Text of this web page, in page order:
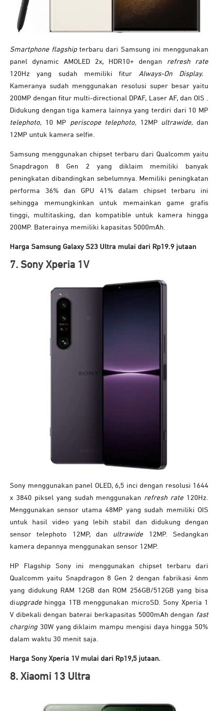
Smartphone flagshipterbaru dari Samsung ini menggunakan
panel dynamic AMOLED 2x, HDR10+ dengan refresh rate
120Hz yang sudah memiliki fitur Always-On Display.
Kameranya sudah menggunakan resolusi super besar yaitu
200MP dengan fitur multi-directional DPAF, Laser AF, dan OIS .
Didukung dengan tiga kamera lainnya yang terdiri dari 10 MP
telephoto, 10 MP periscope telephoto, 12MP ultrawide, dan
12MP untuk kamera selfie.
Samsung menggunakan chipset terbaru dari Qualcomm yaitu
Snapdragon 8 Gen 2 yang diklaim memiliki banyak
peningkatan dibandingkan sebelumnya. Memiliki peningkatan
performa 36% dan GPU 41% dalam chipset terbaru ini
sehingga memungkinkan untuk memainkan game grafis
tinggi, multitasking, dan kompatible untuk kamera hingga
200MP. Baterainya memiliki kapasitas 5000mAh.
Harga Samsung Galaxy S23 Ultra mulai dari Rp19.9 jutaan
7. Sony Xperia 1V
Sony menggunakan panel OLED, 6,5 inci dengan resolusi 1644
x 3840 piksel yang sudah menggunakan refresh rate 120Hz.
Menggunakan sensor utama 48MP yang sudah memiliki OIS
untuk hasil video yang lebih stabil dan didukung dengan
sensor telephoto 12MP, dan ultrawide 12MP. Sedangkan
kamera depannya menggunakan sensor 12MP.
HP Flagship Sony ini menggunakan chipset terbaru dari
Qualcomm yaitu Snapdragon 8 Gen 2 dengan fabrikasi 4nm
yang didukung RAM 12GB dan ROM 256GB/512GB yang bisa
diupgrade hingga 1TB menggunakan microSD. Sony Xperia 1
V dibekali dengan baterai berkapasitas 5000mAh dengan fast
charging30W yang diklaim mampu mengisi daya hingga 50%
dalam waktu 30 menit saja.
Harga Sony Xperia 1V mulai dari Rp19,5 jutaan.
8. Xiaomi 13 Ultra